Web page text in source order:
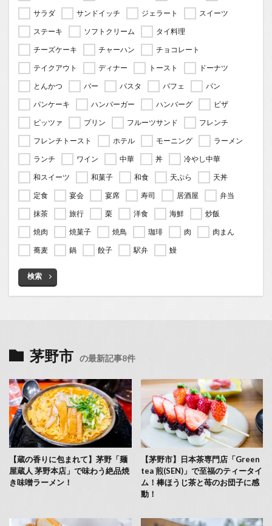
サラダ
サンドイッチ ジェラート
スイーツ
ステーキ
ソフトクリーム
タイ料理
チーズケーキ
チャーハン
チョコレート
テイクアウト
ディナー トースト
ドーナツ
とんかつ
バー パスタ パフェ
パン
パンケーキ
ハンバーガー ハンバーグ
ピザ
ピッツァ
プリン フルーツサンド
フレンチ
フレンチトースト
ホテル モーニング
ラーメン
ランチ
ワイン 中華 丼
冷やし中華
和スイーツ
和菓子 和食 天ぷら
天丼
定食
宴会 宴席 寿司 居酒屋
弁当
抹茶
旅行 栗 洋食 海鮮
炒飯
焼肉
焼菓子 焼鳥 珈琲 肉
肉まん
蕎麦
鍋 餃子 駅弁 鰻
検索
茅野市 の最新記事8件
【蔵の香りに包まれて】茅野「麺
屋蔵人 茅野本店」で味わう絶品焼
き味噌ラーメン！
【茅野市】日本茶専門店「Green
tea 煎(SEN)」で至福のティータイ
ム！棒ほうじ茶と苺のお団子に感
動！